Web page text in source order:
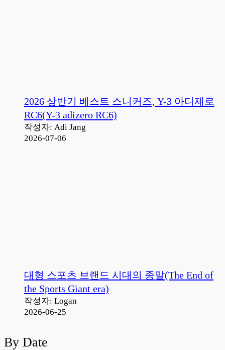
2026 상반기 베스트 스니커즈, Y-3 아디제로
RC6(Y-3 adizero RC6)
작성자: Adi Jang
2026-07-06
대형 스포츠 브랜드 시대의 종말(The End of
the Sports Giant era)
작성자: Logan
2026-06-25
By Date